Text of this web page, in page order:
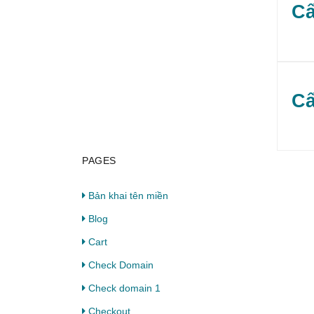
PAGES
Bản khai tên miền
Blog
Cart
Check Domain
Check domain 1
Checkout